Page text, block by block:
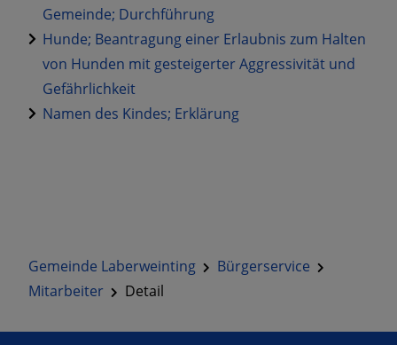
Gemeinde Laberweinting
Bürgerservice
Mitarbeiter
Detail
Gemeinde; Durchführung
Hunde; Beantragung einer Erlaubnis zum Halten
von Hunden mit gesteigerter Aggressivität und
Gefährlichkeit
Namen des Kindes; Erklärung